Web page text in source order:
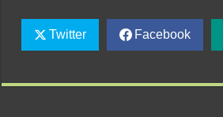
Twitter Facebook